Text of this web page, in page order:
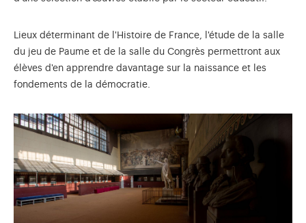
Lieux déterminant de l'Histoire de France, l'étude de la salle
du jeu de Paume et de la salle du Congrès permettront aux
élèves d'en apprendre davantage sur la naissance et les
fondements de la démocratie.